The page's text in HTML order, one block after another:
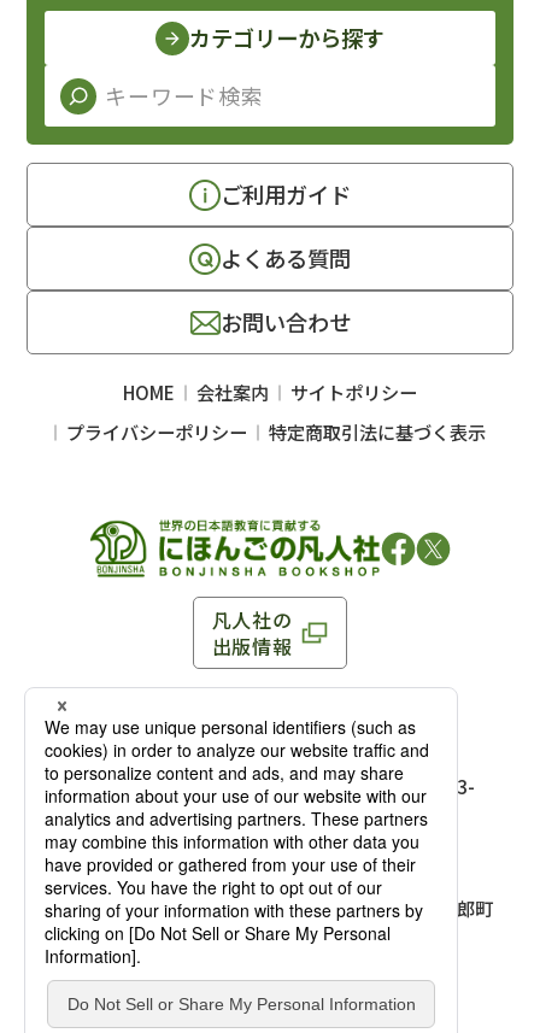
凡人社の
出版情報
〒102-0093 東京都千代田区平河町 1-3-13 8F
TEL：03-3263-3959／FAX：03-3263-3116
麹町店
〒102-0093 東京都千代田区平河町1-3-
13 8F［アクセス］
TEL：03-3239-8673／FAX：03-3263-
3116
大阪店
〒541-0056 大阪府大阪市中央区久太郎町
4-2-10
大西ビルディング 1階［
TEL：06-4256-2684／FAX：03-6733-
7887
カテゴリーから探す
ご利用ガイド
よくある質問
お問い合わせ
HOME 会社案内
サイトポリシー
プライバシーポリシー
特定商取引法に基づく表示